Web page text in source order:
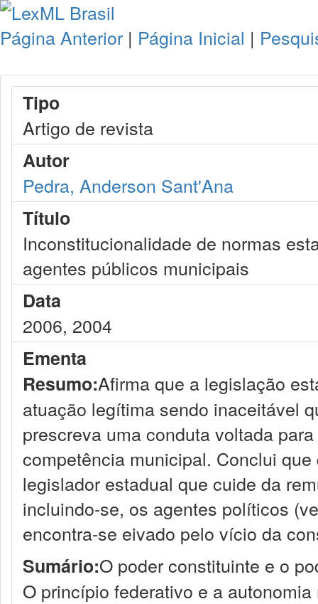
Página Anterior | Página Inicial |
Tipo
Artigo de revista
Autor
Pedra, Anderson Sant'Ana
Título
Inconstitucionalidade de normas
agentes públicos municipais
Data
2006, 2004
Ementa
Resumo:Afirma que a legislação
atuação legítima sendo inaceitável
prescreva uma conduta voltada
competência municipal. Conclui
legislador estadual que cuide da
incluindo-se, os agentes políticos
encontra-se eivado pelo vício da
Sumário:O poder constituinte e o
O princípio federativo e a